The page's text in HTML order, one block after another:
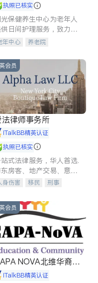
执照已核实
保健养生中心为老年人
日间护理服务，致力于
过持续的护理创新来有效
年中心 养老院
会员
法律师事务所
iTalkBB精英认证
执照已核实
式法律服务，华人首选.
房客、地产交易、意外
害、车祸重伤、商业诉
合同、刑事案件全包办
身伤害 移民
刑事
信托/遗嘱
商业
赔
律师-其它 保释
会员
NOVA北维华裔家
会
iTalkBB精英认证